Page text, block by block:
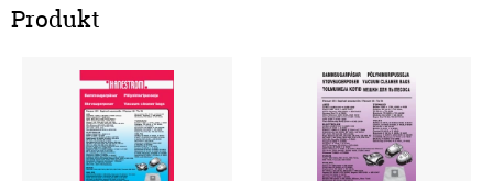
Produkt